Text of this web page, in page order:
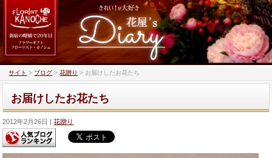
サイト > ブログ >花贈り > お届けしたお花たち
お届けしたお花たち
2012年2月26日 花贈り